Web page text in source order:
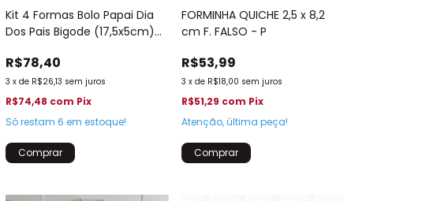
Kit 4 Formas Bolo Papai Dia
Dos Pais Bigode (17,5x5cm)
R$78,40
3 xde R$26,13 sem juros
R$74,48 com Pix
Só restam6 em estoque!
FORMINHA QUICHE 2,5 x 8,2
cm F. FALSO - P
R$53,99
3 x de R$18,00 sem juros
R$51,29 com Pix
Atenção, última peça!